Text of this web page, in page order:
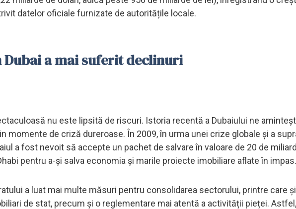
datelor oficiale furnizate de autoritățile locale.
a mai suferit declinuri
nu este lipsită de riscuri. Istoria recentă a Dubaiului ne
momente de criză dureroase. În 2009, în urma unei crize globale și a
a fost nevoit să accepte un pachet de salvare în valoare de 20 de
pentru a-și salva economia și marile proiecte imobiliare aflate în impas.
a luat mai multe măsuri pentru consolidarea sectorului, printre care
de stat, precum și o reglementare mai atentă a activității pieței.